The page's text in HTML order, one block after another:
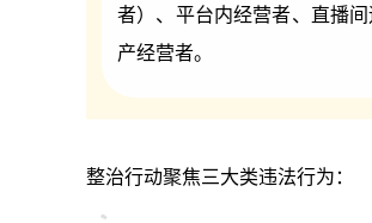
者）、平台内经营者、直播
产经营者。
整治行动聚焦三大类违法行为：